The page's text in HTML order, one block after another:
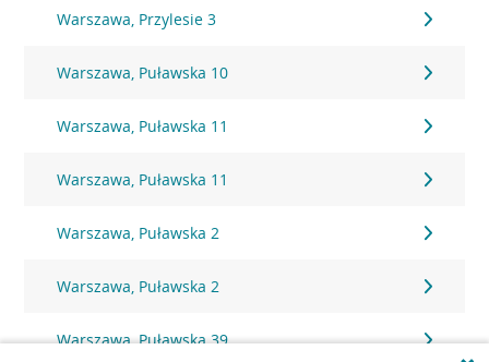
Warszawa, Przylesie 3
Warszawa, Puławska 10
Warszawa, Puławska 11
Warszawa, Puławska 11
Warszawa, Puławska 2
Warszawa, Puławska 2
Warszawa, Puławska 39